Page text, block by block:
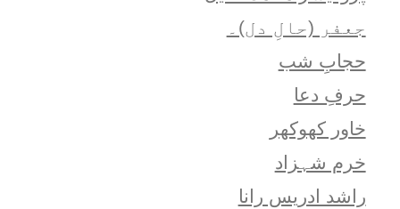
جعفر (حالِ دل)۔
حجابِ شب
حرفِ دعا
خاور کھوکھر
خرم شہزاد
راشد ادریس رانا